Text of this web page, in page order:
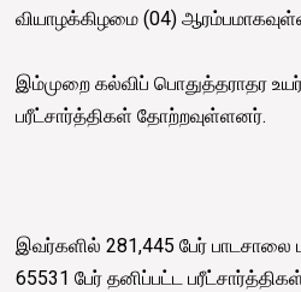
வியாழக்கிழமை (04)
இம்முறை கல்விப் பொதுத்தராதர
பரீட்சார்த்திகள் தோற்றவுள்ளனர்.
இவர்களில் 281,445 பேர்
65531 பேர் தனிப்பட்ட